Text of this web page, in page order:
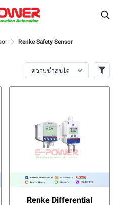
Renke Safety Sensor
ความน่าสนใจ
Renke Differential